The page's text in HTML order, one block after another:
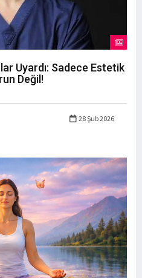
Uyardı: Sadece Estetik
Değil!
28 Şub 2026